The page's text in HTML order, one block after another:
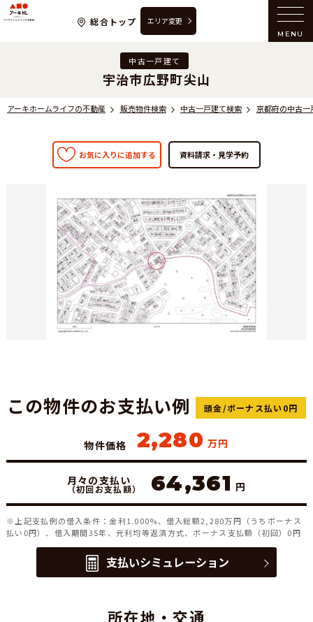
アーキホームライフの不動産
総合トップ エリア変更
MENU
アーキホームライフの不動産 販売物件検索 中古一戸建て検索 京都府の中古一
中古一戸建て
宇治市広野町尖山
お気に入りに追加する
この物件のお支払い例 頭金/ボーナス払い0円
物件価格 2,280 万円
月々の支払い
（初回お支払額） 64,361 円
※上記支払例の借入条件：金利1.000%、借入総額2,280万円（うちボーナス
払い0円）、借入期間35年、元利均等返済方式、ボーナス支払額（初回）0円
支払いシミュレーション
所在地・交通